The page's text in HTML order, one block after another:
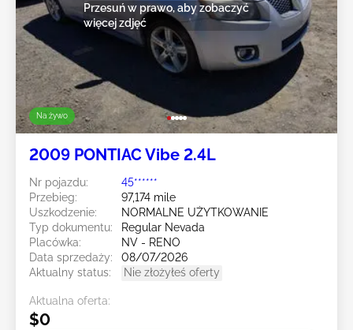
Na żywo
Przesuń w prawo, aby zobaczyć
więcej zdjęć
2009 PONTIAC Vibe 2.4L
Nr pojazdu:
45******
Przebieg:
97,174 mile
Uszkodzenie:
NORMALNE UŻYTKOWANIE
Typ dokumentu:
Regular Nevada
Placówka:
NV - RENO
Data sprzedaży:
08/07/2026
Aktualny status:
Nie złożyłeś oferty
Aktualna oferta:
$0